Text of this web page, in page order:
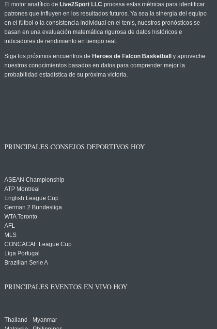
El motor analítico de Live2Sport LLC procesa estas métricas para identificar
patrones que influyen en los resultados futuros. Ya sea la sinergia del equipo
en el fútbol o la consistencia individual en el tenis, nuestros pronósticos se
basan en una evaluación matemática rigurosa de datos históricos e
indicadores de rendimiento en tiempo real.
Siga los próximos encuentros de Heroes de Falcon Basketball
y aproveche
nuestros conocimientos basados en datos para comprender mejor la
probabilidad estadística de su próxima victoria.
PRINCIPALES CONSEJOS DEPORTIVOS HOY
ASEAN Championship
ATP Montreal
English League Cup
German 2 Bundesliga
WTA Toronto
AFL
MLS
CONCACAF League Cup
Liga Portugal
Brazilian Serie A
PRINCIPALES EVENTOS EN VIVO HOY
Thailand - Myanmar